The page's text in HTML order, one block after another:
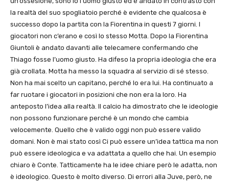
la realtà del suo spogliatoio perché è evidente che qualcosa è
successo dopo la partita con la Fiorentina in questi 7 giorni. I
giocatori non c’erano e così lo stesso Motta. Dopo la Fiorentina
Giuntoli è andato davanti alle telecamere confermando che
Thiago fosse l’uomo giusto. Ha difeso la propria ideologia che era
già crollata. Motta ha messo la squadra al servizio di sé stesso.
Non ha mai scelto un capitano, perché lo era lui. Ha continuato a
far ruotare i giocatori in posizioni che non era la loro. Ha
anteposto l’idea alla realtà. Il calcio ha dimostrato che le ideologie
non possono funzionare perché è un mondo che cambia
velocemente. Quello che è valido oggi non può essere valido
domani. Non è mai stato così Ci può essere un’idea tattica ma non
può essere ideologica e va adattata a quello che hai. Un esempio
chiaro è Conte. Tatticamente ha le idee chiare però le adatta, non
è ideologico. Questo è molto diverso. Di errori alla Juve, però, ne